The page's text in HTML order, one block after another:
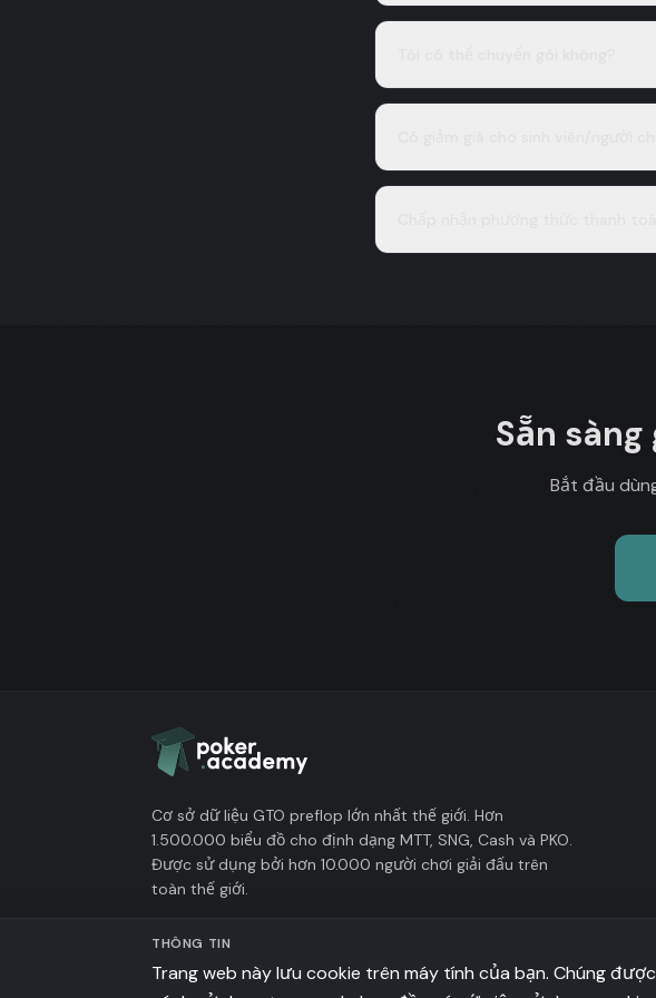
Sẵn
Bắt đầu
Cơ sở dữ liệu GTO preflop lớn nhất thế giới. Hơn
1.500.000 biểu đồ cho định dạng MTT, SNG, Cash và PKO.
Được sử dụng bởi hơn 10.000 người chơi giải đấu trên
toàn thế giới.
hello@poker.academy
THÔNG TIN
Trang web này lưu cookie trên máy tính của bạn. Chúng